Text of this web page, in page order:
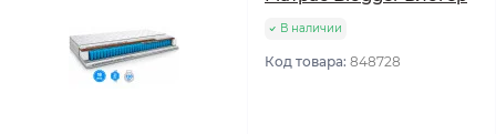
В наличии
Код товара: 848728